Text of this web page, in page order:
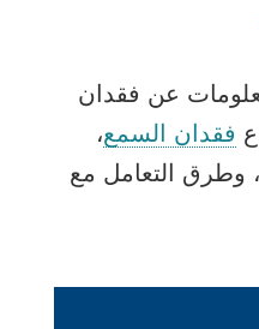
عن فقدان
فقدان السمع،
وطرق التعامل مع